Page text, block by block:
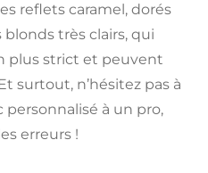
reflets caramel, dorés
très clairs, qui
plus strict et peuvent
surtout, n’hésitez pas à
à un pro,
erreurs !